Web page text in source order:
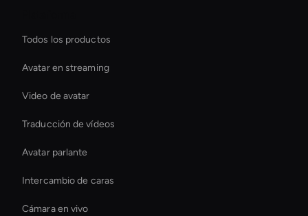
Todos los productos
Avatar en streaming
Video de avatar
Traducción de vídeos
Avatar parlante
Intercambio de caras
Cámara en vivo